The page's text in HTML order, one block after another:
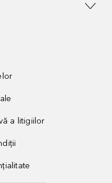
a litigiilor